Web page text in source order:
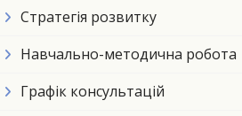
Стратегія розвитку
Навчально-методична робота
Графік консультацій